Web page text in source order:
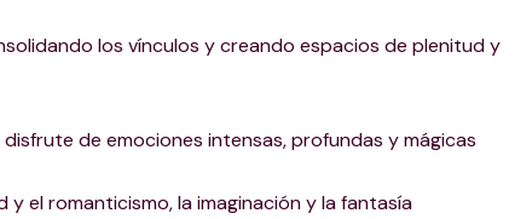
los vínculos y creando espacios de plenitud y
de emociones intensas, profundas y mágicas
el romanticismo, la imaginación y la fantasía